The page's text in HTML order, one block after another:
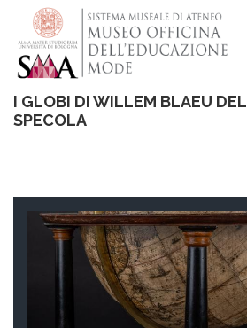
contenuto
principale
I GLOBI DI WILLEM BLAEU
SPECOLA